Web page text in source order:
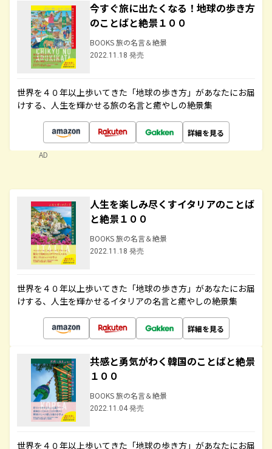
今すぐ旅に出たくなる！地球の歩き方
のことばと絶景１００
BOOKS 旅の名言＆絶景
2022.11.18 発売
世界を４０年以上歩いてきた「地球の歩き方」があなたにお届
けする、人生を輝かせる旅の名言と癒やしの絶景集
詳細を見る
AD
人生を楽しみ尽くすイタリアのことば
と絶景１００
BOOKS 旅の名言＆絶景
2022.11.18 発売
世界を４０年以上歩いてきた「地球の歩き方」があなたにお届
けする、人生を輝かせるイタリアの名言と癒やしの絶景集
詳細を見る
共感と勇気がわく韓国のことばと絶景
１００
BOOKS 旅の名言＆絶景
2022.11.04 発売
世界を４０年以上歩いてきた「地球の歩き方」があなたにお届